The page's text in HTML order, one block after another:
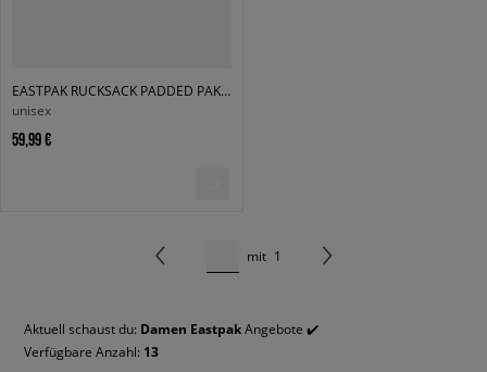
EASTPAK RUCKSACK PADDED PAK'R BLACK
unisex
59,99 €
mit 1
Aktuell schaust du: Damen EastpakAngebote ✔️
Verfügbare Anzahl: 13